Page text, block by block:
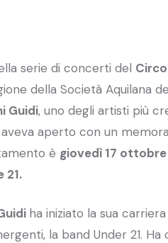
serie di concerti del
della Società Aquilana
Guidi, uno degli artisti più
aperto con un
è giovedì 17 ottobre
21.
ha iniziato la sua
la band Under 21.